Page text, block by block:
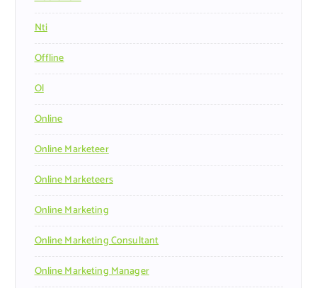
Nti
Offline
Ol
Online
Online Marketeer
Online Marketeers
Online Marketing
Online Marketing Consultant
Online Marketing Manager